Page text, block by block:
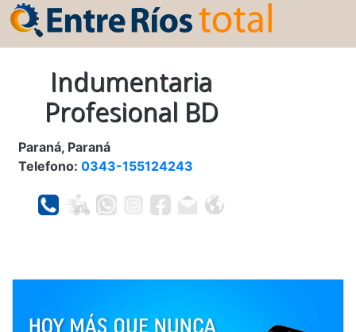
Indumentaria
Profesional BD
Paraná, Paraná
Telefono: 0343-155124243